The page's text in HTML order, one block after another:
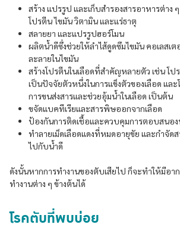
สร้าง แปรรูป และเก็บสำรองสารอาหารต่าง
โปรตีน ไขมัน วิตามิน และแร่ธาตุ
สลายยา และแปรรูปฮอร์โมน
ผลิตน้ำดีซึ่งช่วยให้ลำไส้ดูดซึมไขมัน คอเลสเ
ละลายในไขมัน
สร้างโปรตีนในเลือดที่สำคัญหลายตัว เช่น โ
เป็นปัจจัยตัวหนึ่งในการแข็งตัวของเลือด แล
การขนส่งสารและช่วยอุ้มน้ำในเลือด เป็นต้น
ขจัดแบคทีเรียและสารพิษออกจากเลือด
ป้องกันการติดเชื้อและควบคุมการตอบสนอ
ทำลายเม็ดเลือดแดงที่หมดอายุขัย และกำจัด
ไปกับน้ำดี
ดังนั้นหากการทำงานของตับเสียไป ก็จะทำให้มีอา
ทำงานต่าง ๆ ข้างต้นได้
โรคตับที่พบบ่อย